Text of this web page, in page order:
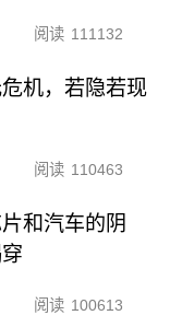
阅读 111132
机，若隐若现
阅读 110463
和汽车的阴
阅读 100613